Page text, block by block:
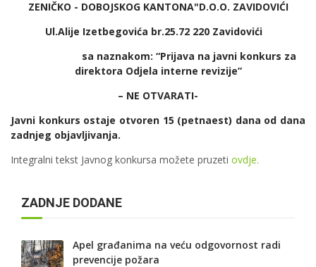
ZENIČKO - DOBOJSKOG KANTONA"D.O.O. ZAVIDOVIĆI
Ul.Alije Izetbegovića br.25.72 220 Zavidovići
sa naznakom: “Prijava na javni konkurs za
direktora Odjela interne revizije”
– NE OTVARATI-
Javni konkurs ostaje otvoren 15 (petnaest) dana od dana
zadnjeg objavljivanja.
Integralni tekst Javnog konkursa možete pruzeti ovdje.
ZADNJE DODANE
Apel građanima na veću odgovornost radi
prevencije požara